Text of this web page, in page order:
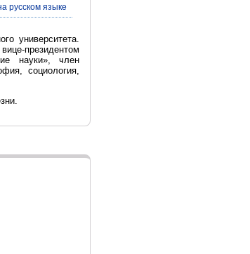
русском языке
университета.
президентом
науки», член
социология,